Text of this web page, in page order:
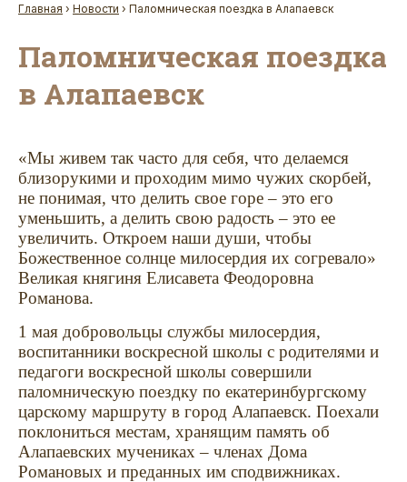
Главная › Новости › Паломническая поездка в Алапаевск
Паломническая поездка
в Алапаевск
«Мы живем так часто для себя, что делаемся
близорукими и проходим мимо чужих скорбей,
не понимая, что делить свое горе – это его
уменьшить, а делить свою радость – это ее
увеличить. Откроем наши души, чтобы
Божественное солнце милосердия их согревало»
Великая княгиня Елисавета Феодоровна
Романова.
1 мая добровольцы службы милосердия,
воспитанники воскресной школы с родителями и
педагоги воскресной школы совершили
паломническую поездку по екатеринбургскому
царскому маршруту в город Алапаевск. Поехали
поклониться местам, хранящим память об
Алапаевских мучениках – членах Дома
Романовых и преданных им сподвижниках.